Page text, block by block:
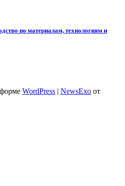
по материалам, технологиям и
WordPress NewsExo от